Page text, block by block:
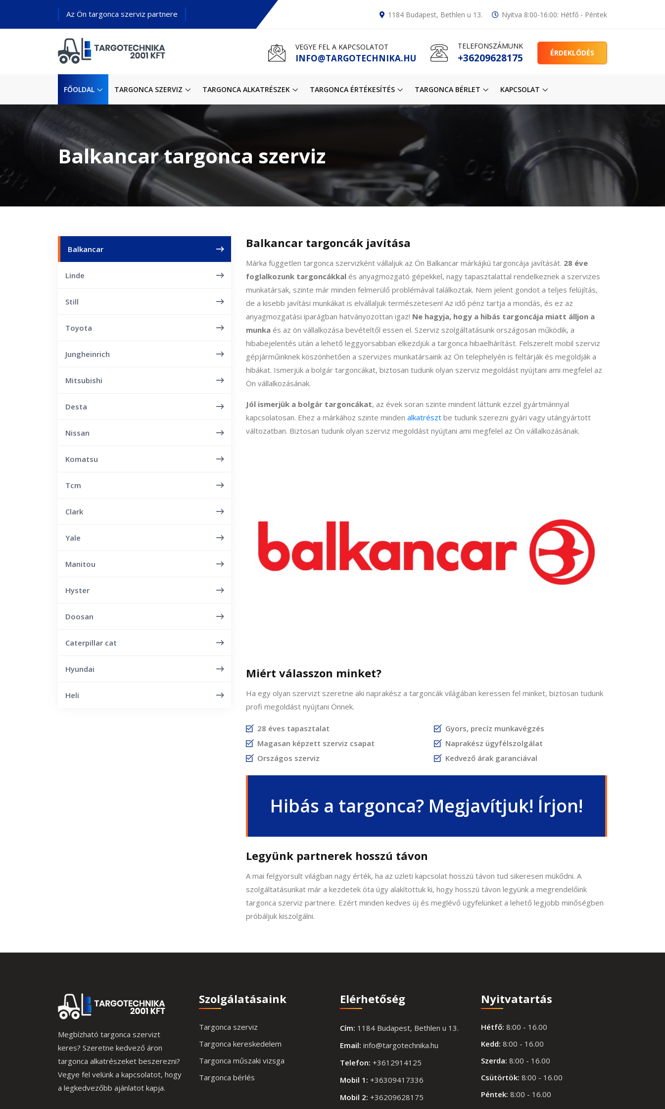
Az Ön targonca szerviz partnere 1184 Budapest, Bethlen u 13. Nyitva 8:00-16:00: Hétfő - Péntek
VEGYE FEL A KAPCSOLATOT
INFO@TARGOTECHNIKA.HU
TELEFONSZÁMUNK
+36209628175 ÉRDEKLŐDÉS
FŐOLDAL TARGONCA SZERVIZ TARGONCA ALKATRÉSZEK TARGONCA ÉRTÉKESÍTÉS TARGONCA BÉRLET KAPCSOLAT
Balkancar targonca szerviz
Balkancar
Linde
Still
Toyota
Jungheinrich
Mitsubishi
Desta
Nissan
Komatsu
Tcm
Clark
Yale
Manitou
Hyster
Doosan
Caterpillar cat
Hyundai
Heli
Balkancar targoncák javítása
Márka független targonca szervizként vállaljuk az Ön Balkancar márkájkú targoncája javítását. 28 éve
foglalkozunk targoncákkal és anyagmozgató gépekkel, nagy tapasztalattal rendelkeznek a szervizes
munkatársak, szinte már minden felmerülő problémával találkoztak. Nem jelent gondot a teljes felújítás,
de a kisebb javítási munkákat is elvállaljuk természetesen! Az idő pénz tartja a mondás, és ez az
anyagmozgatási iparágban hatványozottan igaz! Ne hagyja, hogy a hibás targoncája miatt álljon a
munka és az ön vállalkozása bevételtől essen el. Szerviz szolgáltatásunk országosan működik, a
hibabejelentés után a lehető leggyorsabban elkezdjük a targonca hibaelhárítást. Felszerelt mobil szerviz
gépjárműinknek köszönhetően a szervizes munkatársaink az Ön telephelyén is feltárják és megoldják a
hibákat. Ismerjük a bolgár targoncákat, biztosan tudunk olyan szerviz megoldást nyújtani ami megfelel az
Ön vállalkozásának.
Jól ismerjük a bolgár targoncákat, az évek soran szinte mindent láttunk ezzel gyártmánnyal
kapcsolatosan. Ehez a márkához szinte minden alkatrészt be tudunk szerezni gyári vagy utángyártott
változatban. Biztosan tudunk olyan szerviz megoldást nyújtani ami megfelel az Ön vállalkozásának.
Miért válasszon minket?
Ha egy olyan szervizt szeretne aki naprakész a targoncák világában keressen fel minket, biztosan tudunk
profi megoldást nyújtani Önnek.
28 éves tapasztalat
Gyors, precíz munkavégzés
Magasan képzett szerviz csapat
Naprakész ügyfélszolgálat
Országos szerviz
Kedvező árak garanciával
Hibás a targonca? Megjavítjuk! Írjon!
Legyünk partnerek hosszú távon
A mai felgyorsult világban nagy érték, ha az üzleti kapcsolat hosszú távon tud sikeresen mükődni. A
szolgáltatásunkat már a kezdetek óta úgy alakítottuk ki, hogy hosszú távon legyünk a megrendelőink
targonca szerviz partnere. Ezért minden kedves új és meglévő ügyfelünket a lehető legjobb minőségben
próbáljuk kiszolgálni.
Megbízható targonca szervizt
keres? Szeretne kedvező áron
targonca alkatrészeket beszerezni?
Vegye fel velünk a kapcsolatot, hogy
a legkedvezőbb ajánlatot kapja.
Szolgálatásaink
Targonca szerviz
Targonca kereskedelem
Targonca műszaki vizsga
Targonca bérlés
Elérhetőség
Cím: 1184 Budapest, Bethlen u 13.
Email: info@targotechnika.hu
Telefon: +3612914125
Mobil 1: +36309417336
Mobil 2: +36209628175
Nyitvatartás
Hétfő: 8:00 - 16.00
Kedd: 8:00 - 16.00
Szerda: 8:00 - 16.00
Csütörtök: 8:00 - 16.00
Péntek: 8:00 - 16.00